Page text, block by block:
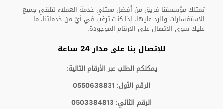
تمتلك مؤسستنا فريق من أفضل ممثلي خدمة العملاء لتلقي جميع
الاستفسارات والرد عليها، إذا كنت ترغب في أيً من خدماتنا، ما
عليك سوى الاتصال على الارقام الموجودة.
للإتصال بنا على مدار 24 ساعة
يمكنكم الطلب عبر الأرقام التالية:
الرقم الأول: 0550638831
الرقم الثاني: 0503384813